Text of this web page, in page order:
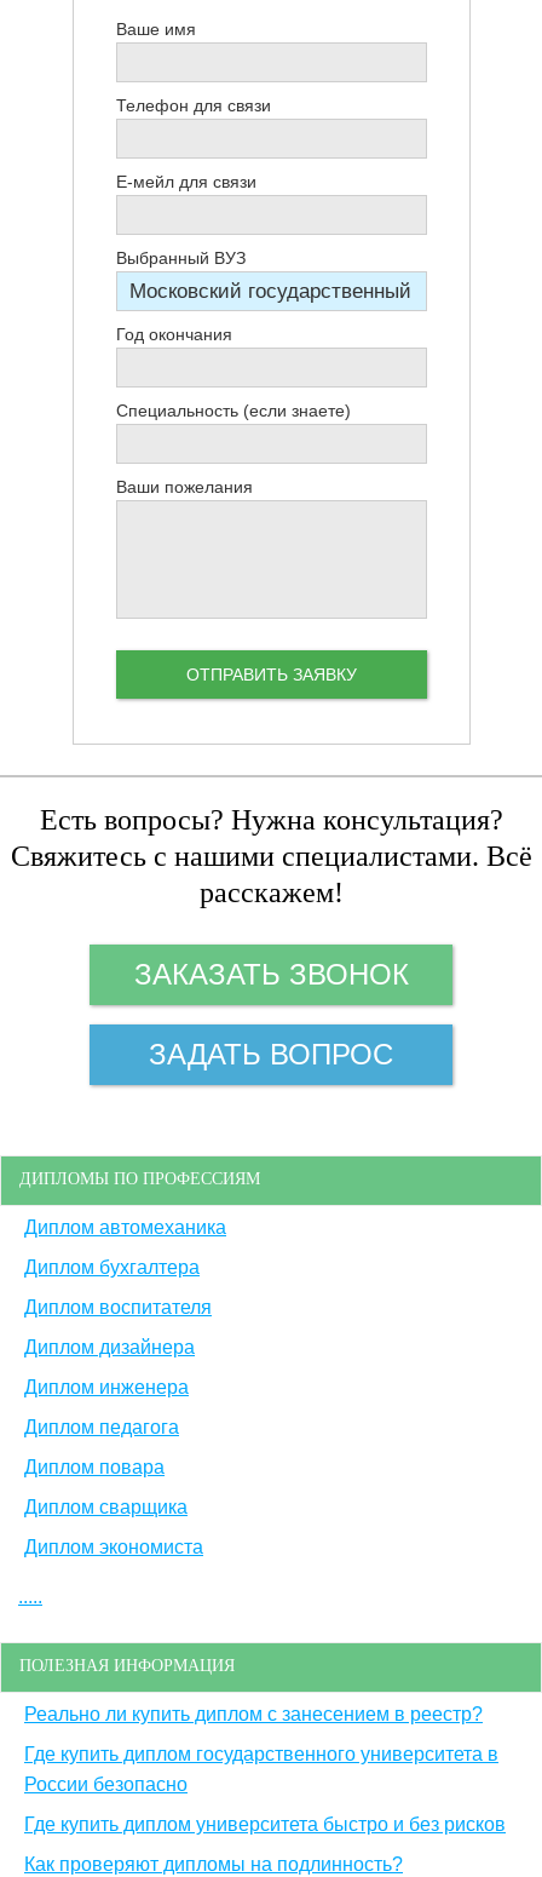
Ваше имя
Телефон для связи
Е-мейл для связи
Выбранный ВУЗ
Год окончания
Специальность (если знаете)
Ваши пожелания
Есть вопросы? Нужна консультация?
Свяжитесь с нашими специалистами. Всё
расскажем!
ЗАКАЗАТЬ ЗВОНОК
ЗАДАТЬ ВОПРОС
ДИПЛОМЫ ПО ПРОФЕССИЯМ
Диплом автомеханика
Диплом бухгалтера
Диплом воспитателя
Диплом дизайнера
Диплом инженера
Диплом педагога
Диплом повара
Диплом сварщика
Диплом экономиста
.....
ПОЛЕЗНАЯ ИНФОРМАЦИЯ
Реально ли купить диплом с занесением в реестр?
Где купить диплом государственного университета в
России безопасно
Где купить диплом университета быстро и без рисков
Как проверяют дипломы на подлинность?